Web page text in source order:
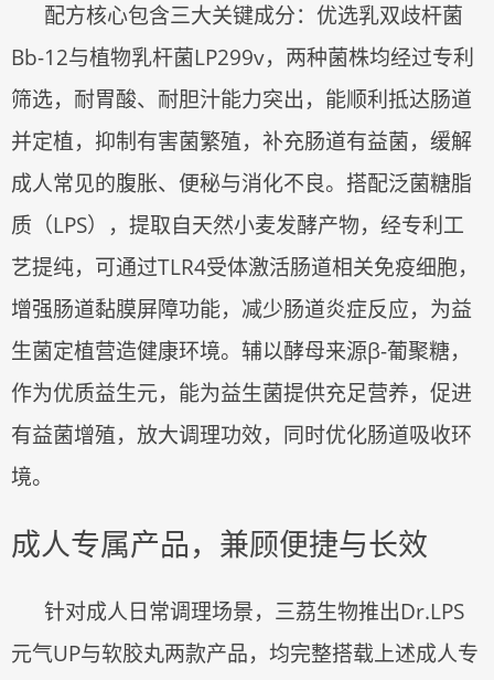
配方核心包含三大关键成分：优选乳双歧杆菌
Bb-12与植物乳杆菌LP299v，两种菌株均经过专利
筛选，耐胃酸、耐胆汁能力突出，能顺利抵达肠道
并定植，抑制有害菌繁殖，补充肠道有益菌，缓解
成人常见的腹胀、便秘与消化不良。搭配泛菌糖脂
质（LPS），提取自天然小麦发酵产物，经专利工
艺提纯，可通过TLR4受体激活肠道相关免疫细胞，
增强肠道黏膜屏障功能，减少肠道炎症反应，为益
生菌定植营造健康环境。辅以酵母来源β-葡聚糖，
作为优质益生元，能为益生菌提供充足营养，促进
有益菌增殖，放大调理功效，同时优化肠道吸收环
境。
成人专属产品，兼顾便捷与长效
针对成人日常调理场景，三茘生物推出Dr.LPS
元气UP与软胶丸两款产品，均完整搭载上述成人专